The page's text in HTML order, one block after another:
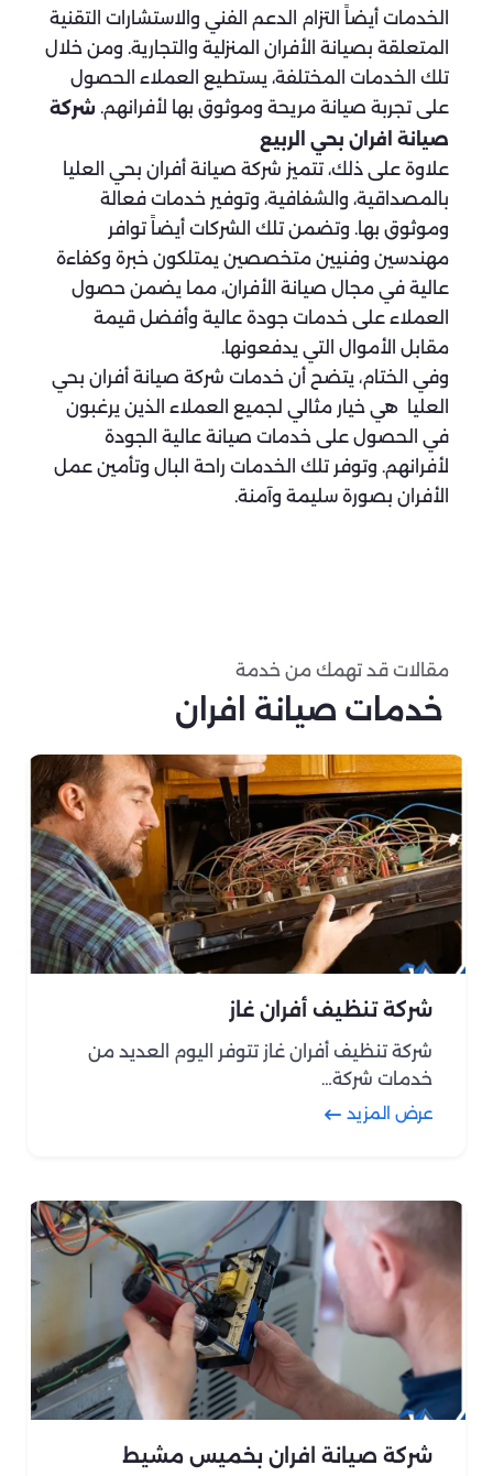
الخدمات أيضاً التزام الدعم الفني والاستشارات التقنية
المتعلقة بصيانة الأفران المنزلية والتجارية. ومن خلال
تلك الخدمات المختلفة، يستطيع العملاء الحصول
على تجربة صيانة مريحة وموثوق بها لأفرانهم. شركة
صيانة افران بحي الربيع
علاوة على ذلك، تتميز شركة صيانة أفران بحي العليا
بالمصداقية، والشفافية، وتوفير خدمات فعالة
وموثوق بها. وتضمن تلك الشركات أيضاً توافر
مهندسين وفنيين متخصصين يمتلكون خبرة وكفاءة
عالية في مجال صيانة الأفران، مما يضمن حصول
العملاء على خدمات جودة عالية وأفضل قيمة
مقابل الأموال التي يدفعونها.
وفي الختام، يتضح أن خدمات شركة صيانة أفران بحي
العليا هي خيار مثالي لجميع العملاء الذين يرغبون
في الحصول على خدمات صيانة عالية الجودة
لأفرانهم. وتوفر تلك الخدمات راحة البال وتأمين عمل
الأفران بصورة سليمة وآمنة.
مقالات قد تهمك من خدمة
خدمات صيانة افران
شركة تنظيف أفران غاز
شركة تنظيف أفران غاز تتوفر اليوم العديد من
خدمات شركة…
عرض المزيد
شركة صيانة افران بخميس مشيط